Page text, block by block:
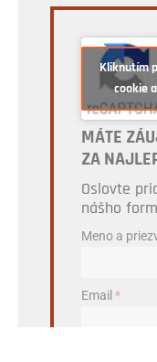
Kliknutím
cookie
MÁTE
ZA
Oslovte
nášho
Meno a
Email *